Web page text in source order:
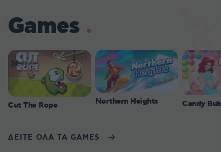
Games
Cut The Rope Northern Heights Candy
ΔΕΙΤΕ ΟΛΑ ΤΑ GAMES